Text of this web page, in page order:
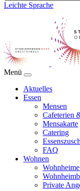
Leichte Sprache
Menü
Aktuelles
Essen
Mensen
Cafeterien
Mensakarte
Catering
FAQ
Wohnen
Private